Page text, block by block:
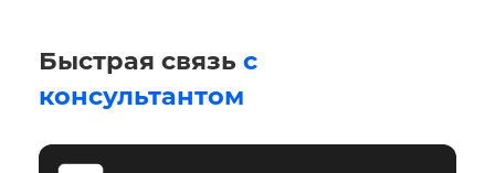
Быстрая связь с
консультантом